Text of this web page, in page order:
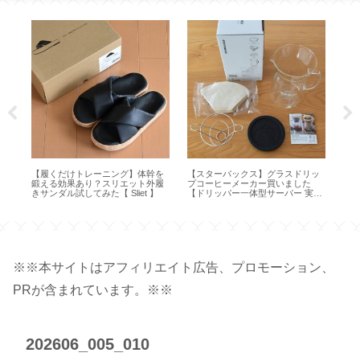
【履くだけトレーニング】体幹を
鍛える効果あり？スリエット外履
きサンダル試してみた【 Sliet 】
【スターバックス】グラスドリッ
プコーヒーメーカー買いました
【ドリッパー一体型サーバー 実用
※※本サイトはアフィリエイト広告、プロモーション、
PRが含まれています。※※
202606_005_010